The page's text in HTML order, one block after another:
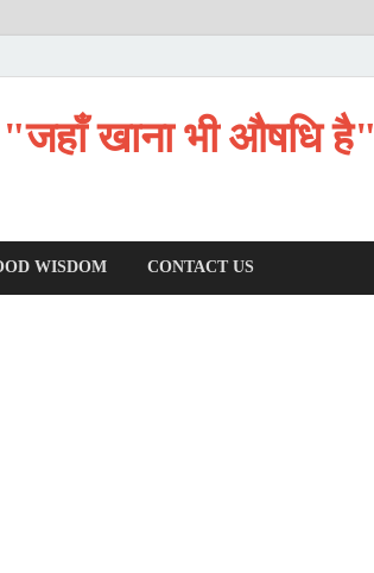
खाना भी औषधि है"
WISDOM CONTACT US